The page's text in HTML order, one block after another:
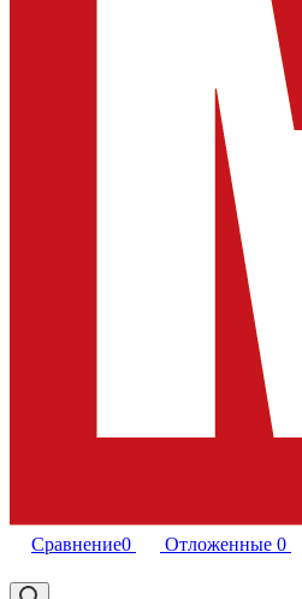
Сравнение0 Отложенные 0